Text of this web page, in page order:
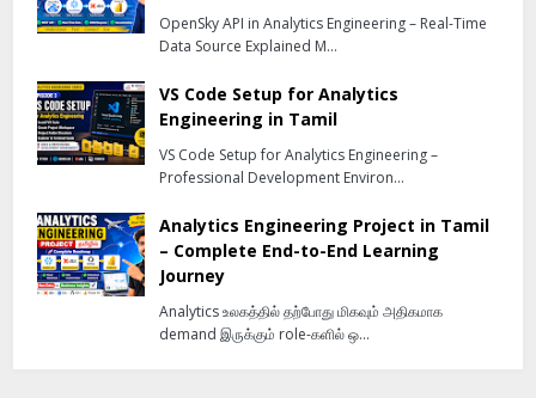
OpenSky API in Analytics Engineering – Real-Time
Data Source Explained M…
VS Code Setup for Analytics
Engineering in Tamil
VS Code Setup for Analytics Engineering –
Professional Development Environ…
Analytics Engineering Project in Tamil
– Complete End-to-End Learning
Journey
Analytics உலகத்தில் தற்போது மிகவும் அதிகமாக
demand இருக்கும் role-களில் ஒ…